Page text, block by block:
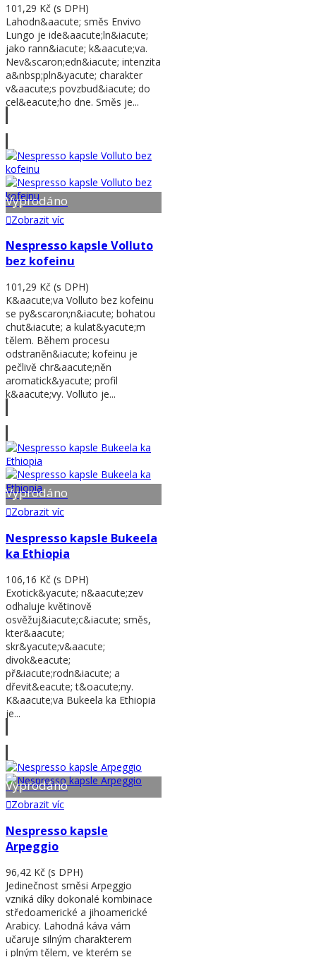
101,29 Kč (s DPH)
Lahodn&aacute; směs Envivo
Lungo je ide&aacute;ln&iacute;
jako rann&iacute; k&aacute;va.
Nev&scaron;edn&iacute; intenzita
a&nbsp;pln&yacute; charakter
v&aacute;s povzbud&iacute; do
cel&eacute;ho dne. Směs je...
Vyprodáno
Zobrazit víc
Nespresso kapsle Volluto
bez kofeinu
101,29 Kč (s DPH)
K&aacute;va Volluto bez kofeinu
se py&scaron;n&iacute; bohatou
chut&iacute; a kulat&yacute;m
tělem. Během procesu
odstraněn&iacute; kofeinu je
pečlivě chr&aacute;něn
aromatick&yacute; profil
k&aacute;vy. Volluto je...
Vyprodáno
Zobrazit víc
Nespresso kapsle Bukeela
ka Ethiopia
106,16 Kč (s DPH)
Exotick&yacute; n&aacute;zev
odhaluje květinově
osvěžuj&iacute;c&iacute; směs,
kter&aacute;
skr&yacute;v&aacute;
divok&eacute;
př&iacute;rodn&iacute; a
dřevit&eacute; t&oacute;ny.
K&aacute;va Bukeela ka Ethiopia
je...
Vyprodáno
Zobrazit víc
Nespresso kapsle
Arpeggio
96,42 Kč (s DPH)
Jedinečnost směsi Arpeggio
vzniká díky dokonalé kombinace
středoamerické a jihoamerické
Arabicy. Lahodná káva vám
učaruje silným charakterem
i plným tělem, ve kterém se